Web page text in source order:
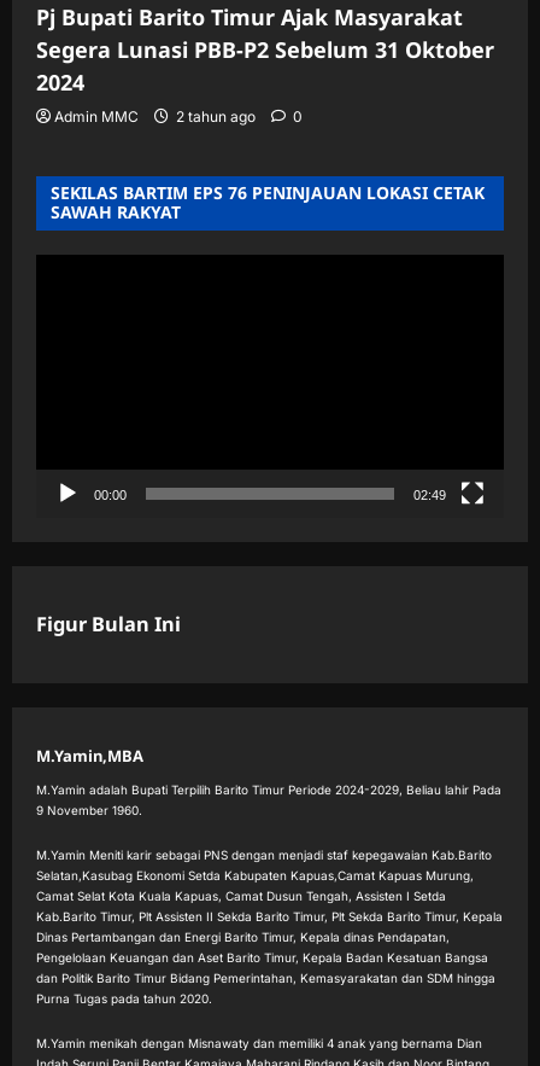
Pj Bupati Barito Timur Ajak Masyarakat
Segera Lunasi PBB-P2 Sebelum 31 Oktober
2024
Admin MMC 2 tahun ago 0
SEKILAS BARTIM EPS 76 PENINJAUAN LOKASI CETAK
SAWAH RAKYAT
00:00 02:49
Figur Bulan Ini
M.Yamin,MBA
M.Yamin adalah Bupati Terpilih Barito Timur Periode 2024-2029, Beliau lahir Pada
9 November 1960.
M.Yamin Meniti karir sebagai PNS dengan menjadi staf kepegawaian Kab.Barito
Selatan,Kasubag Ekonomi Setda Kabupaten Kapuas,Camat Kapuas Murung,
Camat Selat Kota Kuala Kapuas, Camat Dusun Tengah, Assisten I Setda
Kab.Barito Timur, Plt Assisten II Sekda Barito Timur, Plt Sekda Barito Timur, Kepala
Dinas Pertambangan dan Energi Barito Timur, Kepala dinas Pendapatan,
Pengelolaan Keuangan dan Aset Barito Timur, Kepala Badan Kesatuan Bangsa
dan Politik Barito Timur Bidang Pemerintahan, Kemasyarakatan dan SDM hingga
Purna Tugas pada tahun 2020.
M.Yamin menikah dengan Misnawaty dan memiliki 4 anak yang bernama Dian